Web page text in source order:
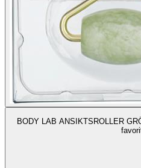
BODY LAB ANSIKTSROLLER